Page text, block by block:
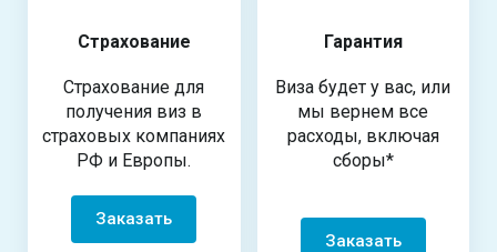
Страхование
Страхование для
получения виз в
страховых компаниях
РФ и Европы.
Заказать
Гарантия
Виза будет у вас, или
мы вернем все
расходы, включая
сборы*
Заказать